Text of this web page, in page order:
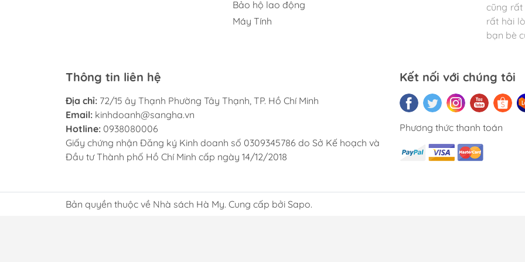
Bảo hộ lao động
Máy Tính
cũng rất
rất hài
bạn bè
lai.
Thông tin liên hệ
Địa chỉ: 72/15 ây Thạnh Phường Tây Thạnh, TP. Hồ Chí Minh
Email: kinhdoanh@sangha.vn
Hotline: 0938080006
Giấy chứng nhận Đăng ký Kinh doanh số 0309345786 do Sở Kế hoạch và
Đầu tư Thành phố Hồ Chí Minh cấp ngày 14/12/2018
Kết nối với chúng tôi
Phương thức thanh toán
Bản quyền thuộc về Nhà sách Hà My. Cung cấp bởi Sapo.